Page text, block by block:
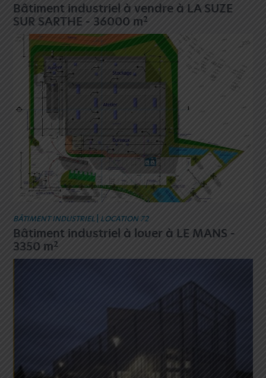
Bâtiment industriel à vendre à LA SUZE
SUR SARTHE - 36000 m2
BÂTIMENT INDUSTRIEL LOCATION 72
Bâtiment industriel à louer à LE MANS -
3350 m2